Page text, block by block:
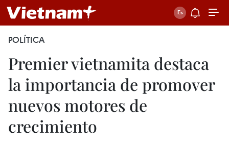
POLÍTICA
Premier vietnamita destaca
la importancia de promover
nuevos motores de
crecimiento